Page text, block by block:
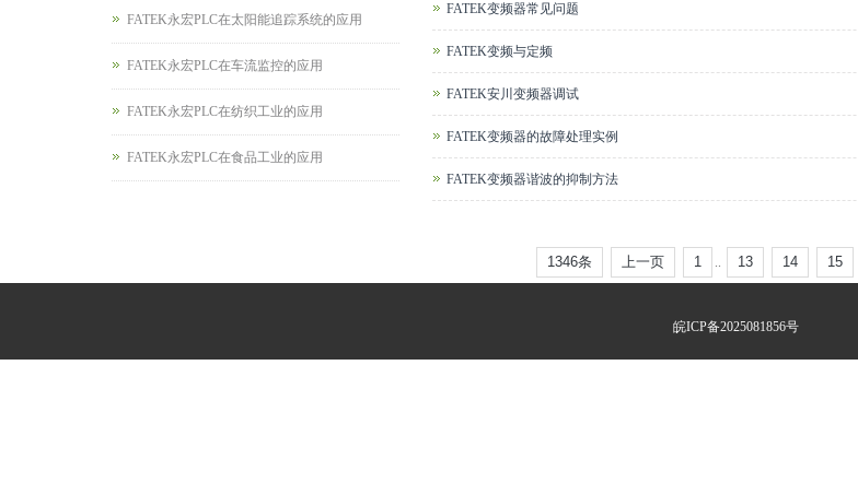
FATEK变频器常见问题
FATEK变频与定频
FATEK安川变频器调试
FATEK变频器的故障处理实例
FATEK变频器谐波的抑制方法
1346条 上一页 1 .. 13 14 15
FATEK永宏PLC在太阳能追踪系统的应用
FATEK永宏PLC在车流监控的应用
FATEK永宏PLC在纺织工业的应用
FATEK永宏PLC在食品工业的应用
皖ICP备2025081856号